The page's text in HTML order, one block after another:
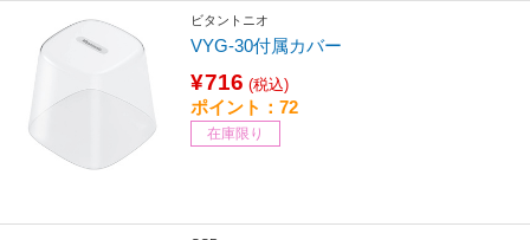
ビタントニオ
VYG-30付属カバー
¥716 (税込)
ポイント：72
在庫限り